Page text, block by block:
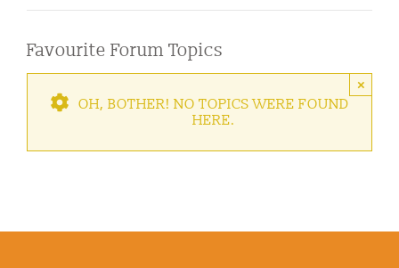
Favourite Forum Topics
×
OH, BOTHER! NO TOPICS WERE FOUND
HERE.